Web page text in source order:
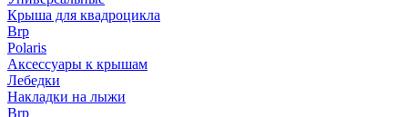
Крыша для квадроцикла
Brp
Polaris
Аксессуары к крышам
Лебедки
Накладки на лыжи
Brp